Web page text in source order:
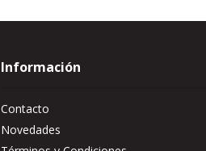
Información
Contacto
Novedades